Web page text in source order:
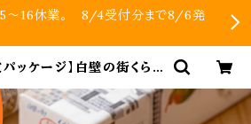
5～16休業。 8/4受付分まで8/6発
パッケージ】白壁の街くらし
柿のお菓子｜公
式オンラインストア